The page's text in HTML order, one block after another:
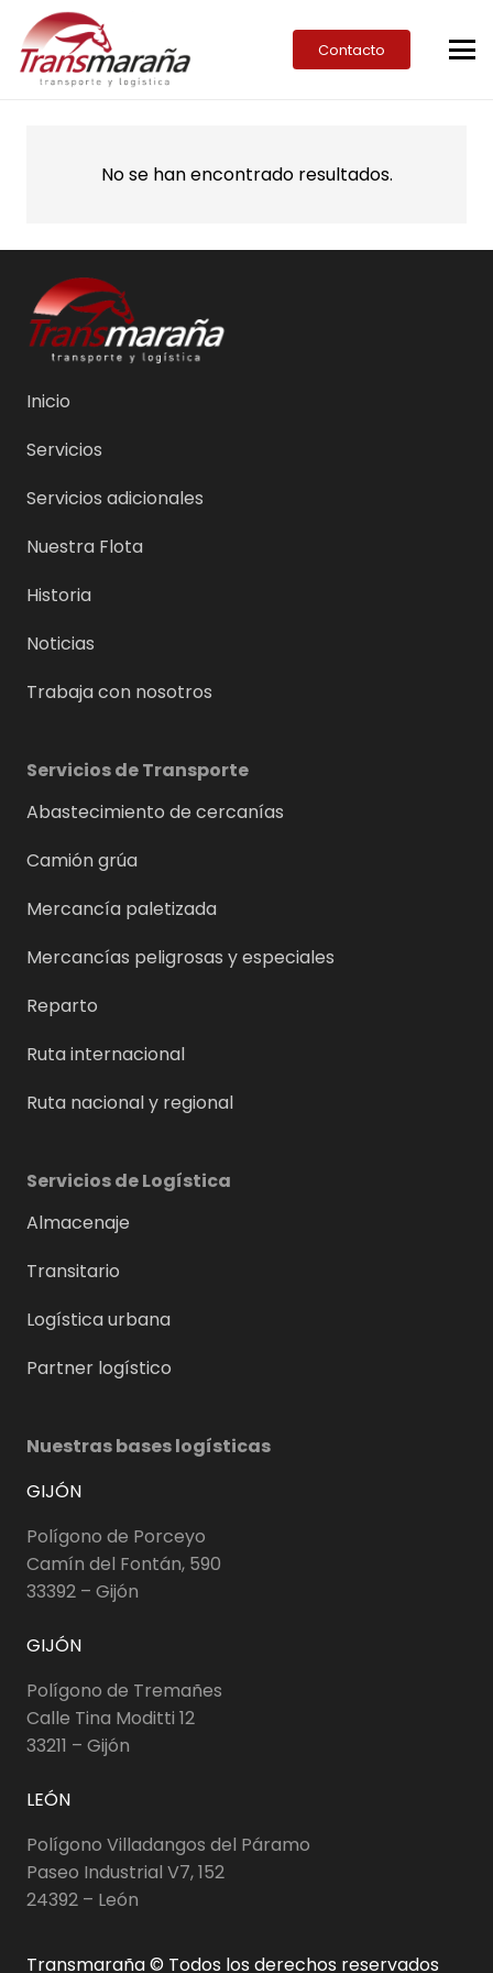
Contacto
No se han encontrado resultados.
Inicio
Servicios
Servicios adicionales
Nuestra Flota
Historia
Noticias
Trabaja con nosotros
Servicios de Transporte
Abastecimiento de cercanías
Camión grúa
Mercancía paletizada
Mercancías peligrosas y especiales
Reparto
Ruta internacional
Ruta nacional y regional
Servicios de Logística
Almacenaje
Transitario
Logística urbana
Partner logístico
Nuestras bases logísticas
GIJÓN
Polígono de Porceyo
Camín del Fontán, 590
33392 – Gijón
GIJÓN
Polígono de Tremañes
Calle Tina Moditti 12
33211 – Gijón
LEÓN
Polígono Villadangos del Páramo
Paseo Industrial V7, 152
24392 – León
Transmaraña © Todos los derechos reservados